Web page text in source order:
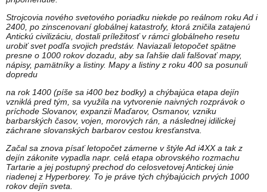
Strojcovia nového svetového poriadku niekde po reálnom roku Ad i
2400, po zinscenovaní globálnej katastrofy, ktorá zničila zatajenú
Antickú civilizáciu, dostali príležitosť v rámci globálneho resetu
urobiť svet podľa svojich predstáv. Naviazali letopočet spätne
presne o 1000 rokov dozadu, aby sa ľahšie dali falšovať mapy,
nápisy, pamätníky a listiny. Mapy a listiny z roku 400 sa posunuli
dopredu
na rok 1400 (píše sa i400 bez bodky) a chýbajúca etapa dejín
vzniklá pred tým, sa využila na vytvorenie naivných rozprávok o
príchode Slovanov, expanzii Maďarov, Osmanov, vzniku
barbarských časov, vojen, morových rán, a následnej idilickej
záchrane slovanských barbarov cestou kresťanstva.
Začal sa znova písať letopočet zámerne v štýle Ad i4XX a tak z
dejín zákonite vypadla napr. celá etapa obrovského rozmachu
Tartarie a jej postupný prechod do celosvetovej Antickej únie
riadenej z Hyperborey. To je práve tých chýbajúcich prvých 1000
rokov dejín sveta.